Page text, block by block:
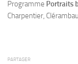
Programme Portraits
Charpentier,
PARTAGER